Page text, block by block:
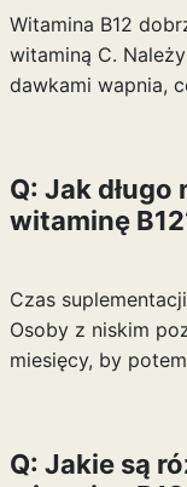
Witamina B12
witaminą C.
dawkami wapnia,
Q: Jak
witaminę
Czas
Osoby z niskim
miesięcy, by
Q: Jakie są